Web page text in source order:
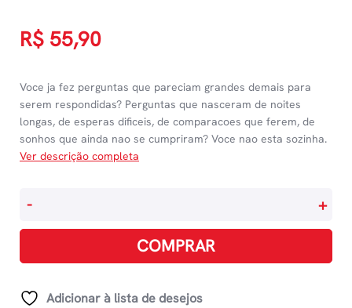
R$ 55,90
Voce ja fez perguntas que pareciam grandes demais para
serem respondidas? Perguntas que nasceram de noites
longas, de esperas dificeis, de comparacoes que ferem, de
sonhos que ainda nao se cumpriram? Voce nao esta sozinha.
Ver descrição completa
Ele
Responde
- +
COMPRAR
Adicionar à lista de desejos